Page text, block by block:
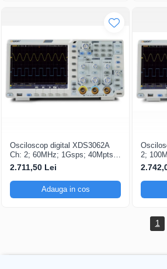
Osciloscop digital XDS3062A
Ch: 2; 60MHz; 1Gsps; 40Mpts;
LCD TFT 8"; XDS care ofera
Triggering avansat
2.711,50 Lei
Adauga in cos
2;
LCD
1